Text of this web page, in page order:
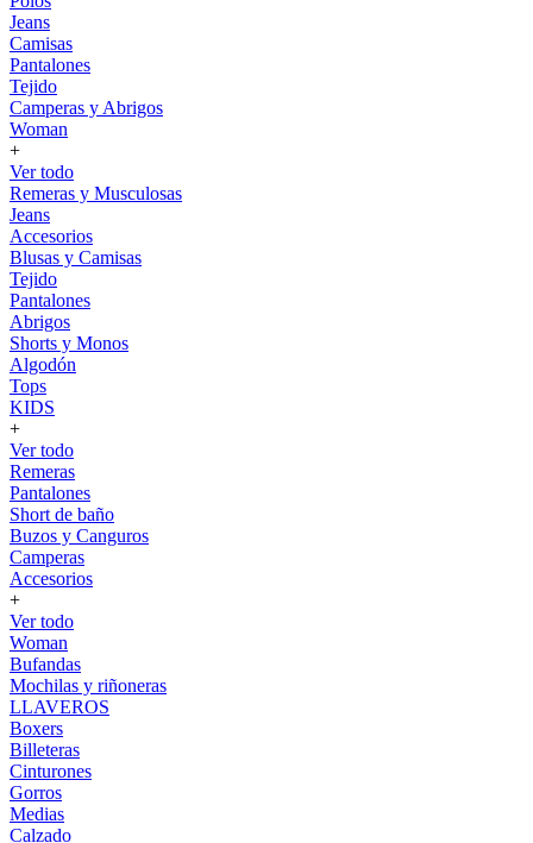
Jeans
Camisas
Pantalones
Tejido
Camperas y Abrigos
Woman
+
Ver todo
Remeras y Musculosas
Jeans
Accesorios
Blusas y Camisas
Tejido
Pantalones
Abrigos
Shorts y Monos
Algodón
Tops
KIDS
+
Ver todo
Remeras
Pantalones
Short de baño
Buzos y Canguros
Camperas
Accesorios
+
Ver todo
Woman
Bufandas
Mochilas y riñoneras
LLAVEROS
Boxers
Billeteras
Cinturones
Gorros
Medias
Calzado